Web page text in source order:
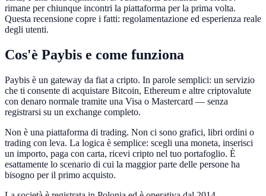
rimane per chiunque incontri la piattaforma per la prima volta.
Questa recensione copre i fatti: regolamentazione ed esperienza reale
degli utenti.
Cos'è Paybis e come funziona
Paybis è un gateway da fiat a cripto. In parole semplici: un servizio
che ti consente di acquistare Bitcoin, Ethereum e altre criptovalute
con denaro normale tramite una Visa o Mastercard — senza
registrarsi su un exchange completo.
Non è una piattaforma di trading. Non ci sono grafici, libri ordini o
trading con leva. La logica è semplice: scegli una moneta, inserisci
un importo, paga con carta, ricevi cripto nel tuo portafoglio. È
esattamente lo scenario di cui la maggior parte delle persone ha
bisogno per il primo acquisto.